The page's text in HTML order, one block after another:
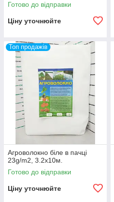
Готово до відправки
Ціну уточнюйте
Топ продажів
Агроволокно біле в пачці
23g/m2, 3.2х10м.
Готово до відправки
Ціну уточнюйте